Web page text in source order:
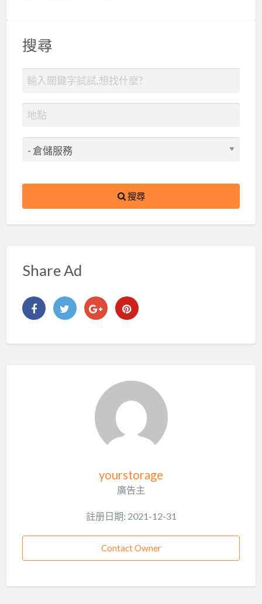
搜尋
搜尋
Share Ad
yourstorage
廣告主
註册日期: 2021-12-31
Contact Owner